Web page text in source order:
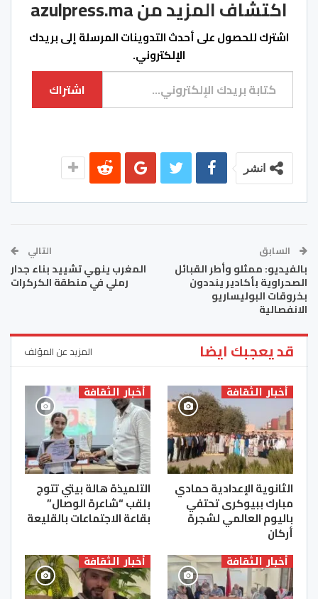
اكتشاف المزيد من azulpress.ma
اشترك للحصول على أحدث التدوينات المرسلة إلى بريدك
الإلكتروني.
كتابة بريدك الإلكتروني...
اشتراك
انشر
السابق
بالفيديو: ممثلو وأطر القبائل
الصحراوية بأكادير ينددون
بخروقات البوليساريو
الانفصالية
التالي
المغرب ينهي تشييد بناء جدار
رملي في منطقة الكركرات
قد يعجبك ايضا المزيد عن المؤلف
أخبار الثقافة
الثانوية الإعدادية حمادي
مبارك ببيوكرى تحتفي
باليوم العالمي لشجرة
أركان
أخبار الثقافة
التلميذة هالة بيتي تتوج
بلقب “شاعرة الوصال”
بقاعة الاجتماعات بالقليعة
أخبار الثقافة أخبار الثقافة